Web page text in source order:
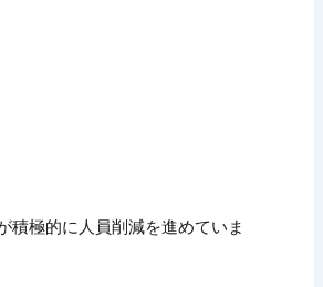
積極的に人員削減を進めていま